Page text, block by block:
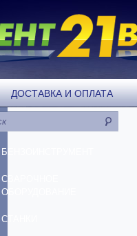
ДОСТАВКА И ОПЛАТА
БЕНЗОИНСТРУМЕНТ
СВАРОЧНОЕ
ОБОРУДОВАНИЕ
СТАНКИ